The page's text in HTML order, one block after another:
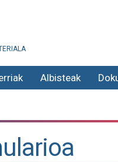
Albisteak